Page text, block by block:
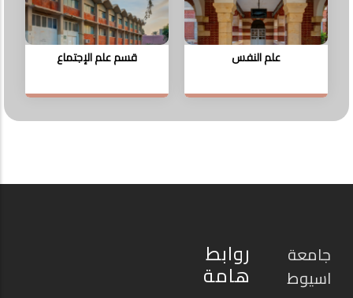
علم النفس قسم علم الإجتماع
جامعة
اسيوط
روابط
هامة